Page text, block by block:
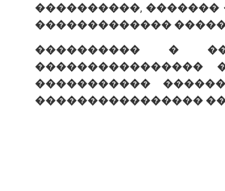
����������,
�������������
���������� �
����������������
�����������
����������������